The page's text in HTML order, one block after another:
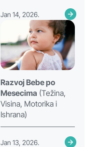
Jan 14, 2026.
Razvoj Bebe po
Mesecima (Težina,
Visina, Motorika i
Ishrana)
Jan 13, 2026.